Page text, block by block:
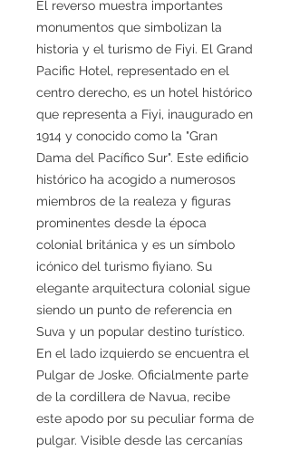
El reverso muestra importantes
monumentos que simbolizan la
historia y el turismo de Fiyi. El Grand
Pacific Hotel, representado en el
centro derecho, es un hotel histórico
que representa a Fiyi, inaugurado en
1914 y conocido como la "Gran
Dama del Pacífico Sur". Este edificio
histórico ha acogido a numerosos
miembros de la realeza y figuras
prominentes desde la época
colonial británica y es un símbolo
icónico del turismo fiyiano. Su
elegante arquitectura colonial sigue
siendo un punto de referencia en
Suva y un popular destino turístico.
En el lado izquierdo se encuentra el
Pulgar de Joske. Oficialmente parte
de la cordillera de Navua, recibe
este apodo por su peculiar forma de
pulgar. Visible desde las cercanías